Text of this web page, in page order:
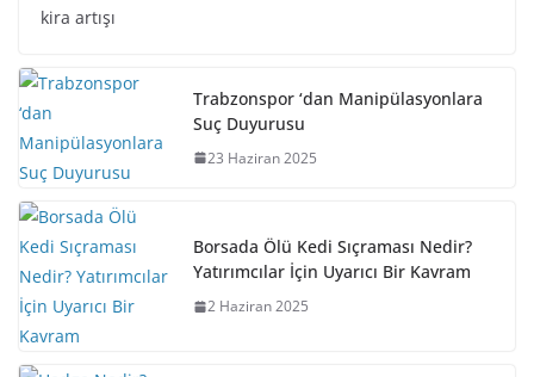
kira artışı
Trabzonspor ‘dan Manipülasyonlara
Suç Duyurusu
23 Haziran 2025
Borsada Ölü Kedi Sıçraması Nedir?
Yatırımcılar İçin Uyarıcı Bir Kavram
2 Haziran 2025